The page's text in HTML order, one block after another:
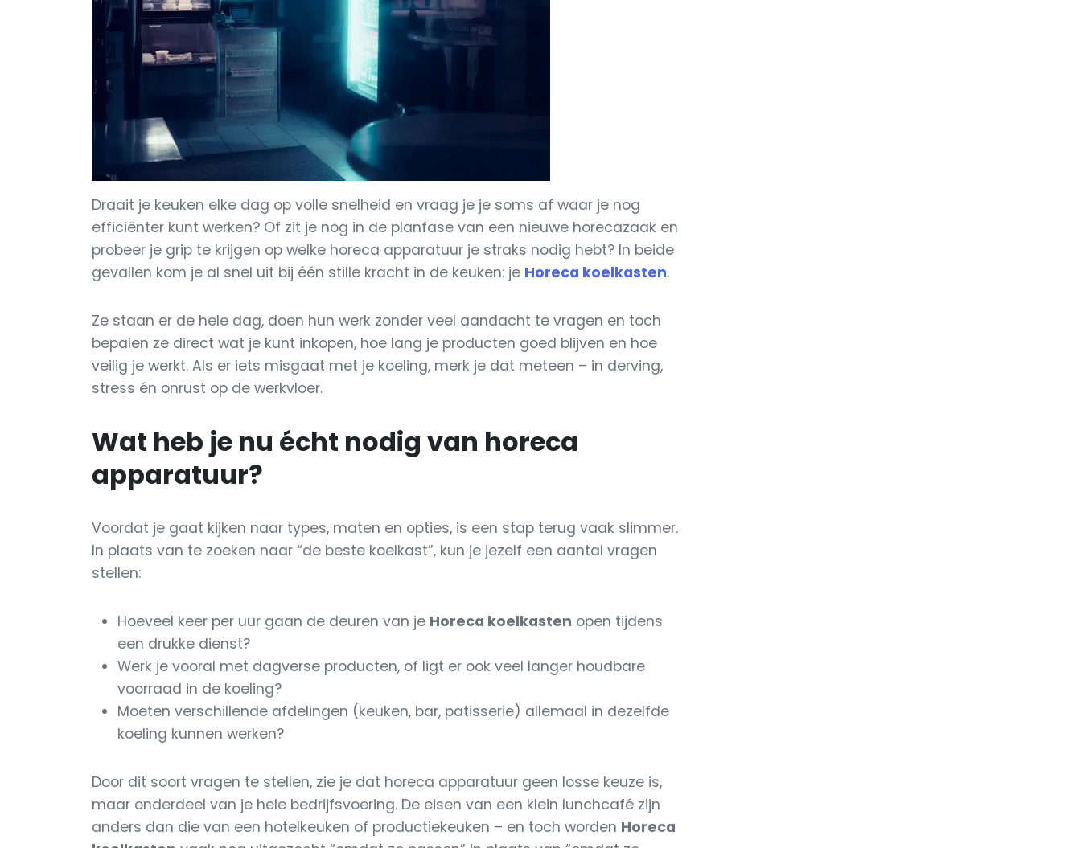
Draait je keuken elke dag op volle snelheid en vraag je je soms af waar je nog
efficiënter kunt werken? Of zit je nog in de planfase van een nieuwe horecazaak en
probeer je grip te krijgen op welke horeca apparatuur je straks nodig hebt? In beide
gevallen kom je al snel uit bij één stille kracht in de keuken: je Horeca koelkasten.
Ze staan er de hele dag, doen hun werk zonder veel aandacht te vragen en toch
bepalen ze direct wat je kunt inkopen, hoe lang je producten goed blijven en hoe
veilig je werkt. Als er iets misgaat met je koeling, merk je dat meteen – in derving,
stress én onrust op de werkvloer.
Wat heb je nu écht nodig van horeca
apparatuur?
Voordat je gaat kijken naar types, maten en opties, is een stap terug vaak slimmer.
In plaats van te zoeken naar “de beste koelkast”, kun je jezelf een aantal vragen
stellen:
Hoeveel keer per uur gaan de deuren van je Horeca koelkasten open tijdens
een drukke dienst?
Werk je vooral met dagverse producten, of ligt er ook veel langer houdbare
voorraad in de koeling?
Moeten verschillende afdelingen (keuken, bar, patisserie) allemaal in dezelfde
koeling kunnen werken?
Door dit soort vragen te stellen, zie je dat horeca apparatuur geen losse keuze is,
maar onderdeel van je hele bedrijfsvoering. De eisen van een klein lunchcafé zijn
anders dan die van een hotelkeuken of productiekeuken – en toch worden Horeca